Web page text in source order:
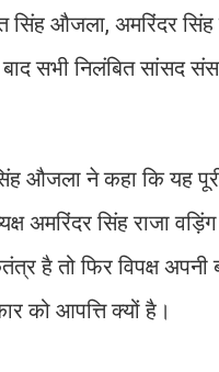
औजला, अमरिंदर सिंह
सभी निलंबित सांसद
औजला ने कहा कि यह
सिंह राजा वड़िंग
है तो फिर विपक्ष
को आपत्ति क्यों है।